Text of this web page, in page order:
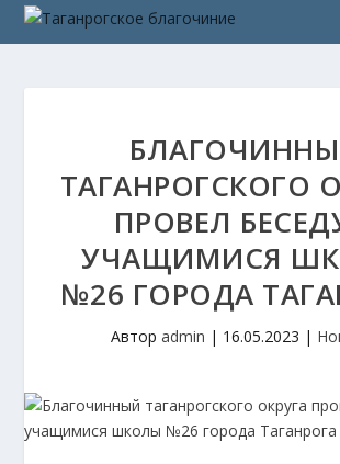
ТАГАНРОГСКОГО
ПРОВЕЛ
УЧАЩИМИСЯ
№26 ГОРОДА
Автор admin | 16.05.2023 |